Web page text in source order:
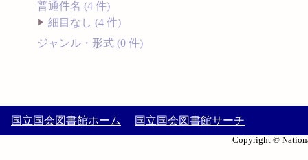
普通件名 (4 件)
細目なし (4 件)
ジャンル・形式 (0 件)
国立国会図書館ホーム 国立国会図書館サーチ
Copyright ©